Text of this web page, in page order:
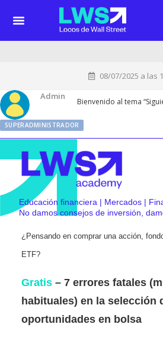
08/07/2025 a las
Admin
SUPERADMINISTRADOR
Bienvenido al tema
Educación financiera | Mercados |
No damos consejos de inversión,
¿Pensando en comprar una acción,
ETF?
Gratis – 7 errores fatales
habituales) en la selección
oportunidades en bolsa